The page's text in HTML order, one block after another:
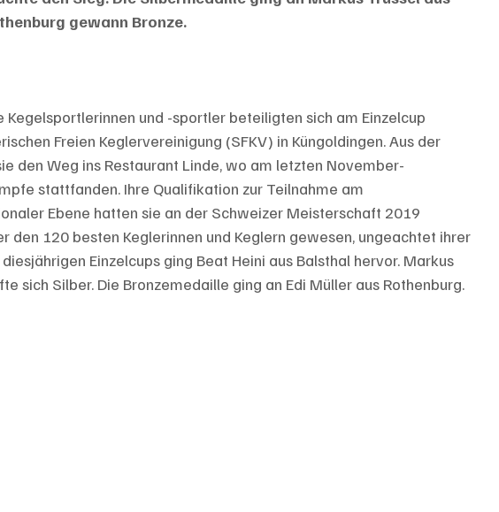
gewann Bronze.
und -sportler beteiligten sich am Einzelcup
Freien Keglervereinigung (SFKV) in Küngoldingen. Aus der
den Weg ins Restaurant Linde, wo am letzten November-
stattfanden. Ihre Qualifikation zur Teilnahme am
Ebene hatten sie an der Schweizer Meisterschaft 2019
den 120 besten Keglerinnen und Keglern gewesen, ungeachtet ihrer
Einzelcups ging Beat Heini aus Balsthal hervor. Markus
sich Silber. Die Bronzemedaille ging an Edi Müller aus Rothenburg.